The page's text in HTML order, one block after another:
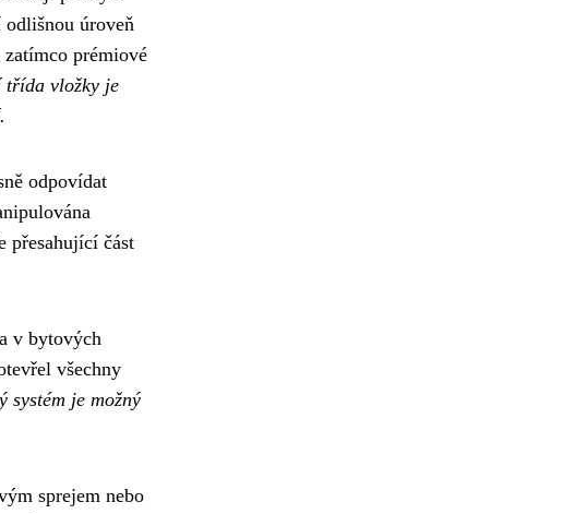
úroveň
prémiové
třída vložky je
odpovídat
přesahující část
v bytových
všechny
systém je možný
sprejem nebo